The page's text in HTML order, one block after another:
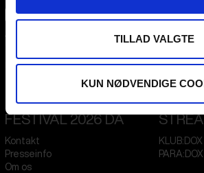
TILLAD VALGTE
KUN NØDVENDIGE
Denmark
FESTIVAL 2026 DA
Kontakt
Presseinfo
Om os
KLUB:DOX
PARA:DOX